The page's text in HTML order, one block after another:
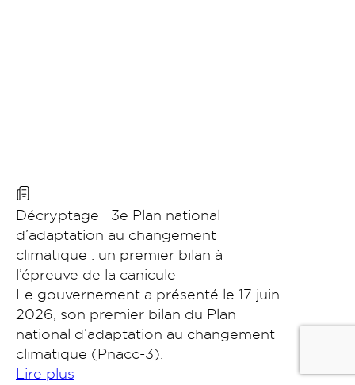
Rechercher
Portail des collectivités
EN
Décryptage | 3e Plan national
d’adaptation au changement
climatique : un premier bilan à
l’épreuve de la canicule
Le gouvernement a présenté le 17 juin
2026, son premier bilan du Plan
national d’adaptation au changement
climatique (Pnacc-3).
Lire plus